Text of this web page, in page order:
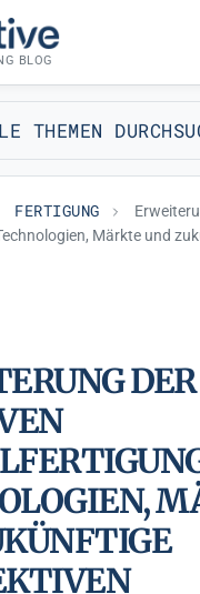
BLOG
THEMEN
FERTIGUNG
Märkte und
DER